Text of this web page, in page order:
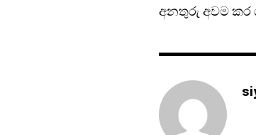
අනතුරු අවම කර